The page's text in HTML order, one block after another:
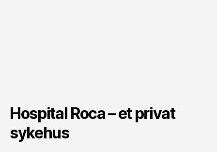
Hospital Roca – et privat
sykehus